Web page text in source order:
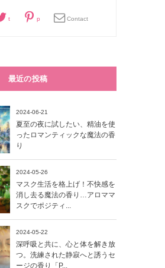
t p Contact
最近の投稿
2024-06-21
夏至の夜に試したい、精油を使
ったロマンティックな魔法の香
り
2024-05-26
マスク生活を格上げ！不快感を
消し去る魔法の香り…アロママ
スクでポジティ...
2024-05-22
深呼吸と共に、心と体を解き放
つ。洗練された静寂へと誘うセ
ージの香り「P...